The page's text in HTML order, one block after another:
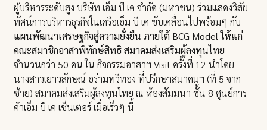
ผู้บริหารระดับสูง บริษัท เอ็ม บี เค จำกัด (มหาชน) ร่วมแสดงวิสัย
ทัศน์การบริหารธุรกิจในเครือเอ็ม บี เค ขับเคลื่อนไปพร้อมๆ กับ
แผนพัฒนาเศรษฐกิจสู่ความยั่งยืน ภายใต้ BCG Model ให้แก่
คณะสมาชิกอาสาพิทักษ์สิทธิ สมาคมส่งเสริมผู้ลงทุนไทย
จำนวนกว่า 50 คน ใน กิจกรรมอาสาฯ Visit ครั้งที่ 12 นำโดย
นางสาวเยาวลักษณ์ อร่ามทวีทอง ที่ปรึกษาสมาคมฯ (ที่ 5 จาก
ซ้าย) สมาคมส่งเสริมผู้ลงทุนไทย ณ ห้องสัมมนา ชั้น 8 ศูนย์การ
ค้าเอ็ม บี เค เซ็นเตอร์ เมื่อเร็วๆ นี้